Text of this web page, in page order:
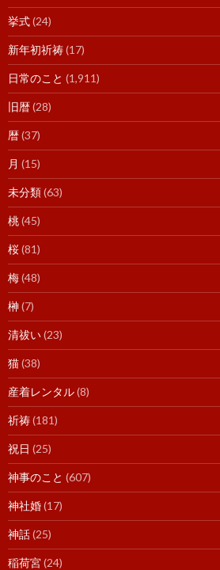
挙式(24)
新年初祈祷(17)
日常のこと (1,911)
旧暦(28)
暦(37)
月 (15)
未分類(63)
桃(45)
桜(81)
梅(48)
榊(7)
清祓い(23)
猫(38)
産着レンタル(8)
祈祷(181)
祝日 (25)
神事のこと (607)
神社婚(17)
神話(25)
稲荷宮(24)